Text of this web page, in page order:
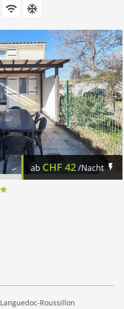
ab CHF 42/Nacht
Languedoc-Roussillon